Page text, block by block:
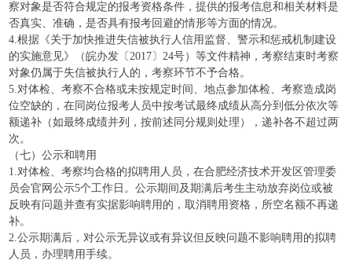
察对象是否符合规定的报考资格条件，提供的报考信息和相关材料是
否真实、准确，是否具有报考回避的情形等方面的情况。
4.根据《关于加快推进失信被执行人信用监督、警示和惩戒机制建设
的实施意见》（皖办发〔2017〕24号）等文件精神，考察结束时考察
对象仍属于失信被执行人的，考察环节不予合格。
5.对体检、考察不合格或未按规定时间、地点参加体检、考察造成岗
位空缺的，在同岗位报考人员中按考试最终成绩从高分到低分依次等
额递补（如最终成绩并列，按前述同分规则处理），递补各不超过两
次。
（七）公示和聘用
1.对体检、考察均合格的拟聘用人员，在合肥经济技术开发区管理委
员会官网公示5个工作日。公示期间及期满后考生主动放弃岗位或被
反映有问题并查有实据影响聘用的，取消聘用资格，所空名额不再递
补。
2.公示期满后，对公示无异议或有异议但反映问题不影响聘用的拟聘
人员，办理聘用手续。